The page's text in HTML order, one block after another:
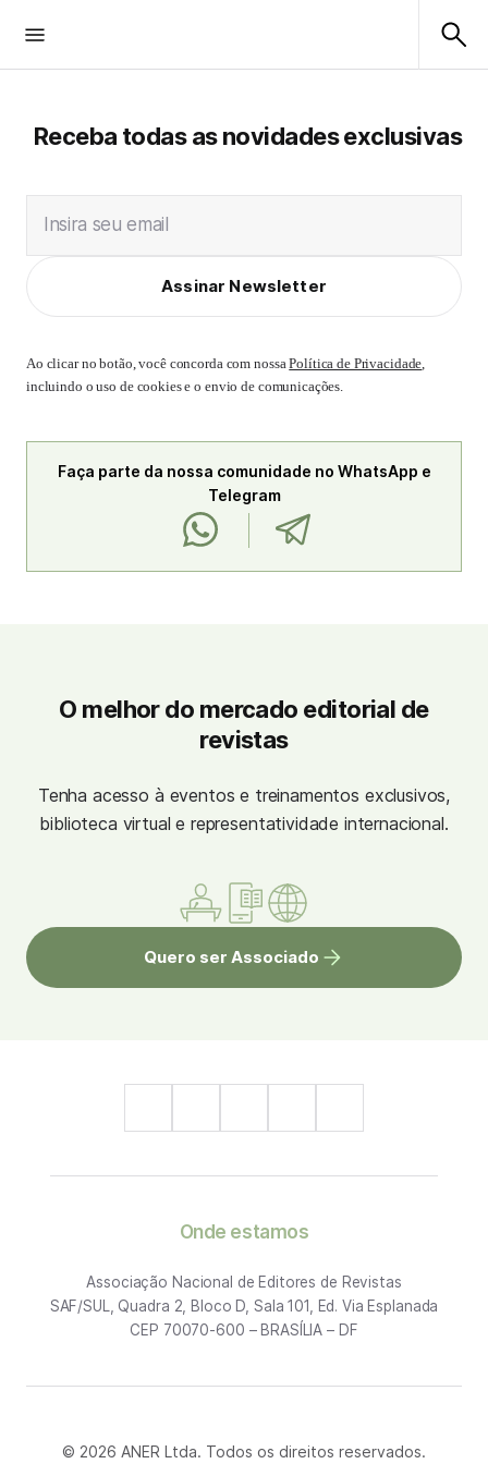
Receba todas as novidades exclusivas
Insira seu email
Assinar Newsletter
Ao clicar no botão, você concorda com nossaPolítica de Privacidade,
incluindo o uso de cookies e o envio de comunicações.
Faça parte da nossa comunidade no WhatsApp e
Telegram
O melhor do mercado editorial de
revistas
Tenha acesso à eventos e treinamentos exclusivos,
biblioteca virtual e representatividade internacional.
Quero ser Associado
Onde estamos
Associação Nacional de Editores de Revistas
SAF/SUL, Quadra 2, Bloco D, Sala 101, Ed. Via Esplanada
CEP 70070-600 – BRASÍLIA – DF
© 2026 ANER Ltda. Todos os direitos reservados.